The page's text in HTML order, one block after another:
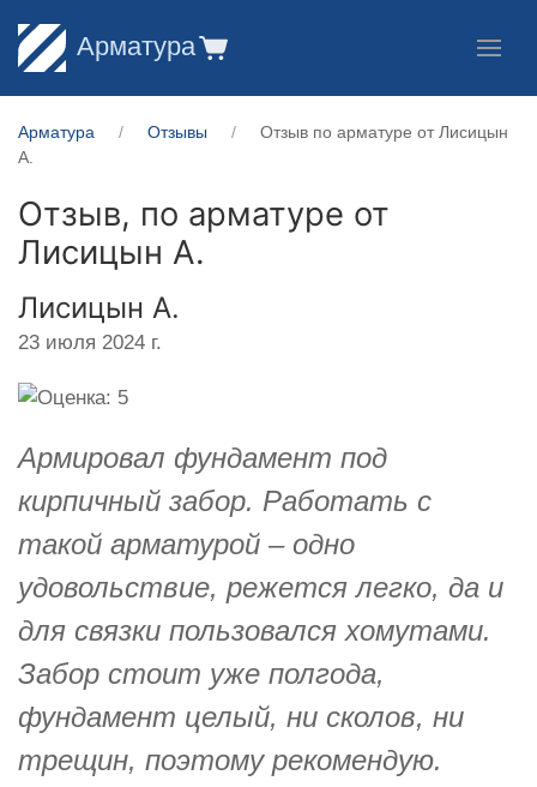
Арматура
Арматура Отзывы
Отзыв по арматуре от Лисицын
А.
Отзыв, по арматуре от
Лисицын А.
Лисицын А.
23 июля 2024 г.
Армировал фундамент под
кирпичный забор. Работать с
такой арматурой – одно
удовольствие, режется легко, да и
для связки пользовался хомутами.
Забор стоит уже полгода,
фундамент целый, ни сколов, ни
трещин, поэтому рекомендую.